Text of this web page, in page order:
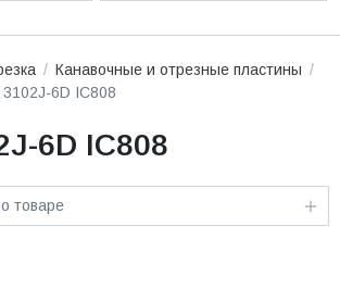
Канавочные и отрезные пластины
3102J-6D IC808
6D IC808
товаре